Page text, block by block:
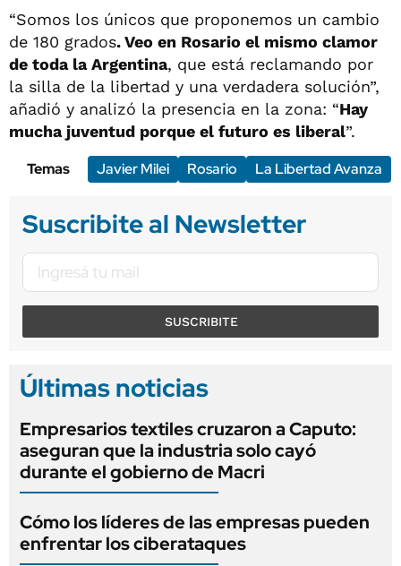
“Somos los únicos que proponemos un cambio
de 180 grados. Veo en Rosario el mismo clamor
de toda la Argentina, que está reclamando por
la silla de la libertad y una verdadera solución”,
añadió y analizó la presencia en la zona: “Hay
mucha juventud porque el futuro es liberal”.
Temas
Javier Milei Rosario La Libertad Avanza
Suscribite al Newsletter
SUSCRIBITE
Últimas noticias
Empresarios textiles cruzaron a Caputo:
aseguran que la industria solo cayó
durante el gobierno de Macri
Cómo los líderes de las empresas pueden
enfrentar los ciberataques